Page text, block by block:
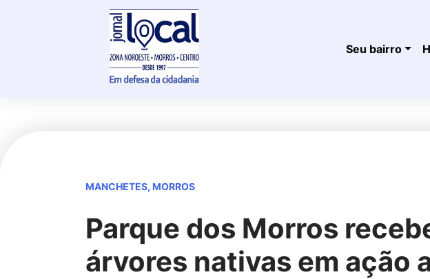
Seu bairro
MANCHETES, MORROS
Parque dos Morros
árvores nativas em ação